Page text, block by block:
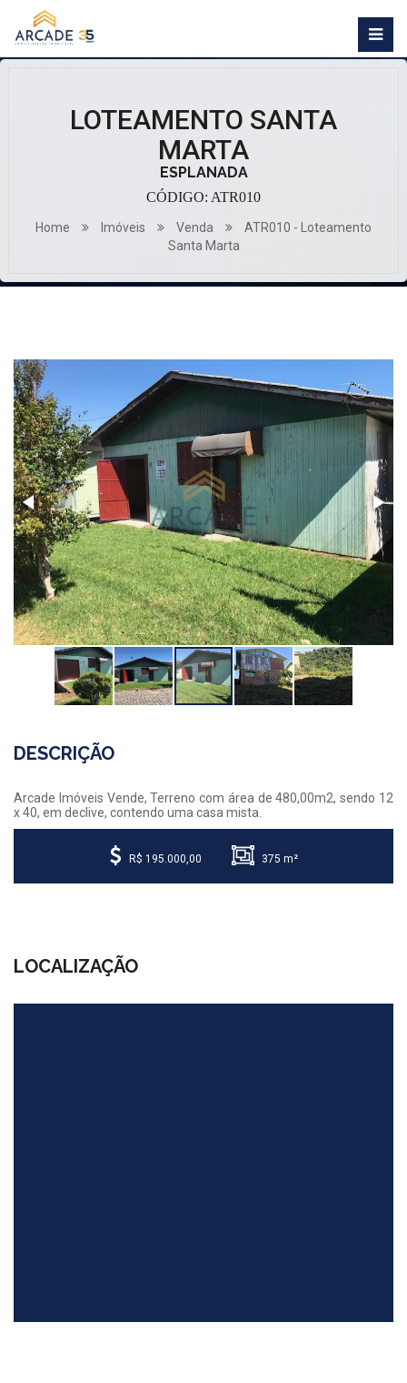
LOTEAMENTO SANTA
MARTA
ESPLANADA
CÓDIGO: ATR010
Home Imóveis Venda
ATR010 - Loteamento
Santa Marta
DESCRIÇÃO
Arcade Imóveis Vende, Terreno com área de 480,00m2, sendo 12
x 40, em declive, contendo uma casa mista.
R$ 195.000,00 375 m²
LOCALIZAÇÃO